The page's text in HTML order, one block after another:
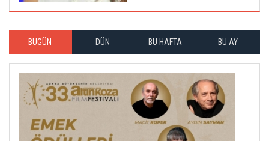
BUGÜN DÜN BU HAFTA BU AY